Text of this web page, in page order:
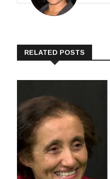
RELATED POSTS